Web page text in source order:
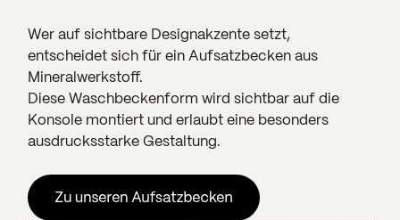
Wer auf sichtbare Designakzente setzt,
entscheidet sich für ein Aufsatzbecken aus
Mineralwerkstoff.
Diese Waschbeckenform wird sichtbar auf die
Konsole montiert und erlaubt eine besonders
ausdrucksstarke Gestaltung.